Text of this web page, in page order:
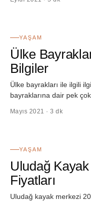
YAŞAM
Ülke
Bilgiler
Ülke bayrakları ile ilgili
bayraklarına dair pek çok
Mayıs 2021 · 3 dk
YAŞAM
Uludağ
Fiyatları
Uludağ kayak merkezi